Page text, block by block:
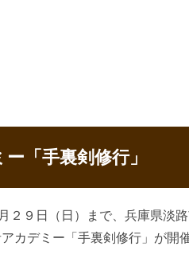
「手裏剣修行」
２９日（日）まで、兵庫県淡
カデミー「手裏剣修行」が開